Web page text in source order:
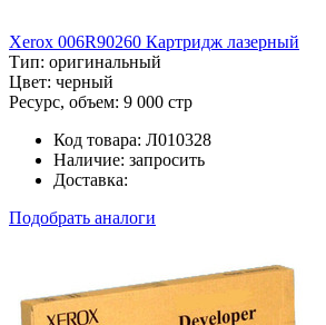
Xerox 006R90260 Картридж лазерный
Тип: оригинальный
Цвет: черный
Ресурс, объем: 9 000 стр
Код товара: Л010328
Наличие: запросить
Доставка:
Подобрать аналоги